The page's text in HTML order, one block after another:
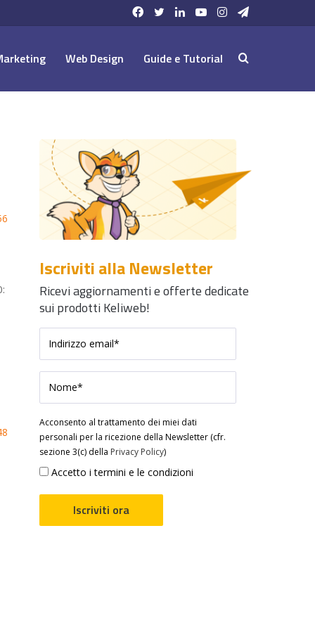
Telegram
Instagram
YouTube
LinkedIn
Twitter
Facebook
Web Design Guide e Tutorial Cerca:
Iscriviti alla Newsletter
Ricevi aggiornamenti e offerte dedicate
sui prodotti Keliweb!
Acconsento al trattamento dei miei dati
personali per la ricezione della Newsletter (cfr.
sezione 3(c) della Privacy Policy)
Accetto i termini e le condizioni